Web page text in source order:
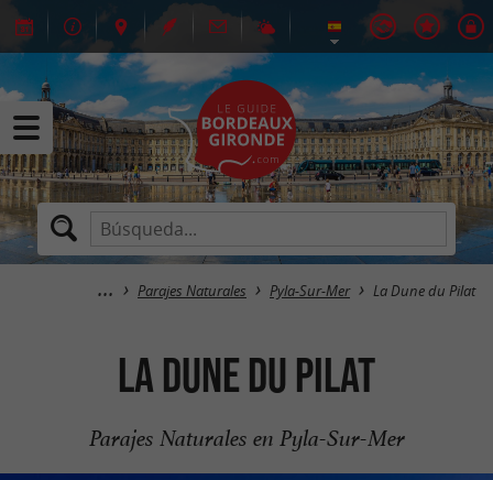
Parajes Naturales Pyla-Sur-Mer La Dune du Pilat
La Dune du Pilat
Parajes Naturales en Pyla-Sur-Mer